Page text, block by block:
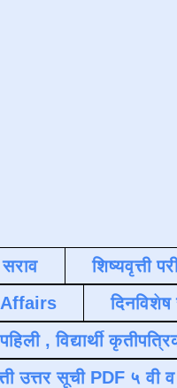
सराव शिष्यवृत्ती
Affairs
, विद्यार्थी
उत्तर सूची PDF ५ वी